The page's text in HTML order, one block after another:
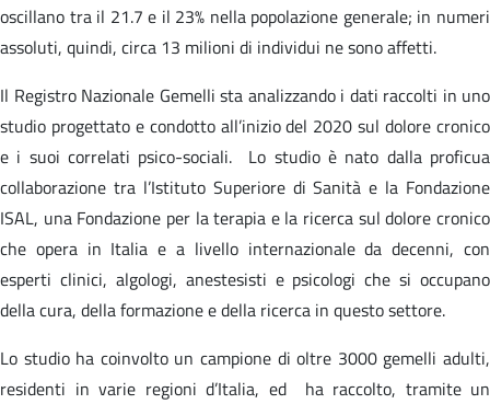
oscillano tra il 21.7 e il 23% nella popolazione generale; in numeri
assoluti, quindi, circa 13 milioni di individui ne sono affetti.
Il Registro Nazionale Gemelli sta analizzando i dati raccolti in uno
studio progettato e condotto all’inizio del 2020 sul dolore cronico
e i suoi correlati psico-sociali. Lo studio è nato dalla proficua
collaborazione tra l’Istituto Superiore di Sanità e la Fondazione
ISAL, una Fondazione per la terapia e la ricerca sul dolore cronico
che opera in Italia e a livello internazionale da decenni, con
esperti clinici, algologi, anestesisti e psicologi che si occupano
della cura, della formazione e della ricerca in questo settore.
Lo studio ha coinvolto un campione di oltre 3000 gemelli adulti,
residenti in varie regioni d’Italia, ed ha raccolto, tramite un